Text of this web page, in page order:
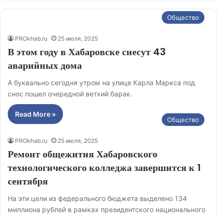
Общество
PROkhab.ru 25 июля, 2025
В этом году в Хабаровске снесут 43
аварийных дома
А буквально сегодня утром на улице Карла Маркса под
снос пошел очередной ветхий барак.
Read More »
Общество
PROkhab.ru 25 июля, 2025
Ремонт общежития Хабаровского
технологического колледжа завершится к 1
сентября
На эти цели из федерального бюджета выделено 134
миллиона рублей в рамках президентского национального